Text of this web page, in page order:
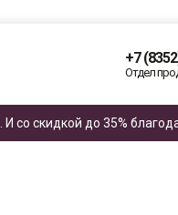
+7
Отдел
. И со скидкой до 35%